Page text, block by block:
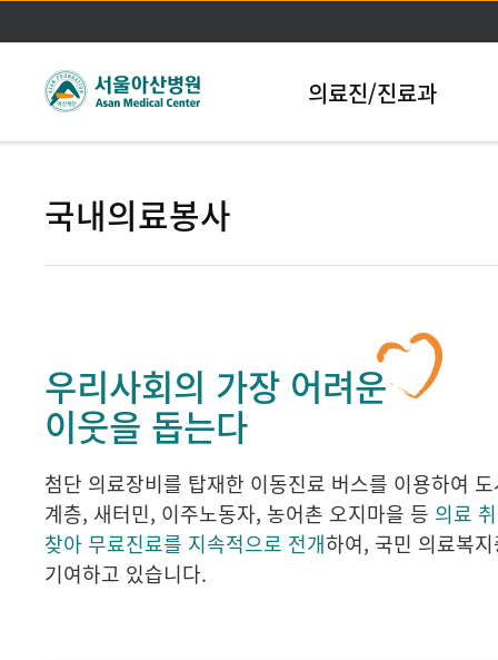
본문바로가기
의료진/진료과
국내의료봉사
우리사회의 가장 어려운
이웃을 돕는다
첨단 의료장비를 탑재한 이동진료 버스를 이용하여
계층, 새터민, 이주노동자, 농어촌 오지마을 등 의료
찾아 무료진료를 지속적으로 전개하여, 국민 의료복
기여하고 있습니다.